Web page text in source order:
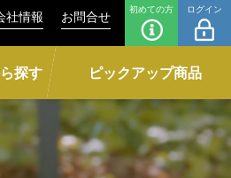
社情報 お問合せ 初めての方 ログイン
探す ピックアップ商品